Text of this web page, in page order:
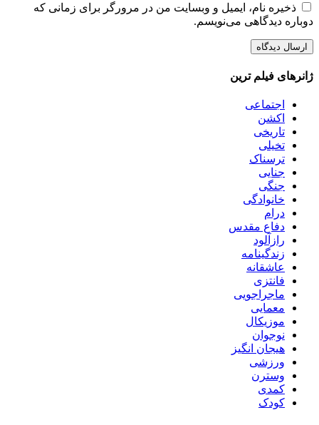
ذخیره نام، ایمیل و وبسایت من در مرورگر برای زمانی که
دوباره دیدگاهی می‌نویسم.
ژانرهای فیلم ترین
اجتماعی
اکشن
تاریخی
تخیلی
ترسناک
جنایی
جنگی
خانوادگی
درام
دفاع مقدس
رازآلود
زندگینامه
عاشقانه
فانتزی
ماجراجویی
معمایی
موزیکال
نوجوان
هیجان انگیز
ورزشی
وسترن
کمدی
کودک